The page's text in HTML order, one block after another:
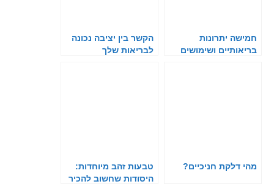
חמישה יתרונות
בריאותיים ושימושים
הקשר בין יציבה נכונה
לבריאות שלך
מהי דלקת חניכיים?
טבעות זהב מיוחדות:
היסודות שחשוב להכיר